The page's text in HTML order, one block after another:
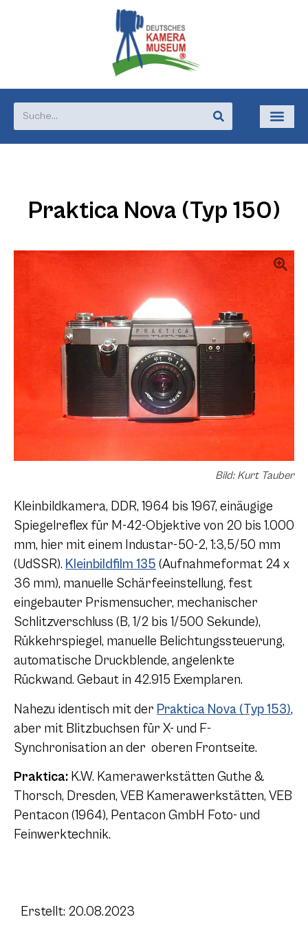
Praktica Nova (Typ 150)
Bild: Kurt Tauber
Kleinbildkamera, DDR, 1964 bis 1967, einäugige
Spiegelreflex für M-42-Objektive von 20 bis 1.000
mm, hier mit einem Industar-50-2, 1:3,5/50 mm
(UdSSR). Kleinbildfilm 135 (Aufnahmeformat 24 x
36 mm), manuelle Schärfeeinstellung, fest
eingebauter Prismensucher, mechanischer
Schlitzverschluss (B, 1/2 bis 1/500 Sekunde),
Rükkehrspiegel, manuelle Belichtungssteuerung,
automatische Druckblende, angelenkte
Rückwand. Gebaut in 42.915 Exemplaren.
Nahezu identisch mit der Praktica Nova (Typ 153),
aber mit Blitzbuchsen für X- und F-
Synchronisation an der oberen Frontseite.
Praktica: K.W. Kamerawerkstätten Guthe &
Thorsch, Dresden, VEB Kamerawerkstätten, VEB
Pentacon (1964), Pentacon GmbH Foto- und
Feinwerktechnik.
Erstellt: 20.08.2023